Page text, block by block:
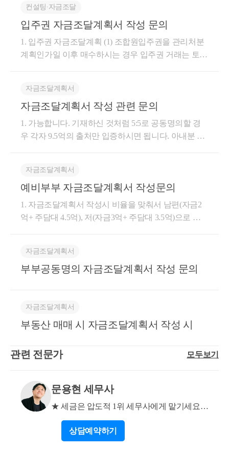
컨설팅∙자금조달
입주권 자금조달계획서 작성 문의
1. 입주권 자금조달계획 (1) 조합원입주권을 관리처분
계획인가일 이후 매수하시는 경우 입주권 거래는 토지
래에 대해 작성하는 금액은 (권리가액 + 프리미엄)입
니다. (2) 입주권으로 취득한 신축주택에 대해서는 주
택 자금조달계획서를 작성해야 합니다. 이 때 자금조
달계획서 작성 금액은 총 매수가액을 기준으로 작성하
미엄)을 6번의 부동산 처분대금 등 칸에 기재하여야 합
니다. 즉, (1) 입주권 취득시점에서 토지에 대한 취득자
금조달계획서 작성, (2)에서 전체 총 금액을 대상으로
주택에 대한 자금조달계획서를 작성하는 것입니다. 따
라서 소명이 필요한 금액은 모든 절차를 통틀어 부담
동일인으로 보아 합산해야 한다는 예규도 있어 의견이
으로 판단하시면 됩니다. 3. 기존 주택 매도에 따라 중
칸에 작성하시면 됩니다. 예금액에 기재하지 않습니
다. 감사합니다. * 아래는 저희 블로그 관련 포스팅입
https://blog.naver.com/tax_dawn/223700212472 자금조달
계획서 작성 예시 : https://blog.naver.com/tax_dawn/22366
_dawn/223578010605 자금조달계획서 Q&A 목차 정리 :
https://blog.naver.com/tax_dawn/223808314518 부동산원
실거래조사 소명 : https://blog.naver.com/tax_dawn/223544
자금조달계획서
자금조달계획서 작성 관련 문의
1. 가능합니다. 기재하신 것처럼 5:5로 공동명의할 경
우 각자 9.5억의 출처만 입증하시면 됩니다. 아내분 자
이체받아 증여세 신고만 잘 해주시면 됩니다. 자금조
달 '계획서'이므로 계획에 따라 작성하시면 되며 부담
가지실 필요는 없습니다. 나중에 실제로 소명만 할 수
있으시면 됩니다. 2. 증여세 신고는 하시면 됩니다. 증
사합니다. * 보다 궁금한 사항이 있으실 경우, 02 6403 9
250 또는 cta_moonyh@naver.com으로 연락을 주셔도 됩
니다.
자금조달계획서
예비부부 자금조달계획서 작성문의
1. 자금조달계획서 작성시 비율을 맞춰서 남편(자금2
억+ 주담대 4.5억), 저(자금3억+ 주담대 3.5억)으로 적
대출은 각각 절반씩 활용하시는 것이 맞습니다. 즉 아
래와 같이 구성하는 것이 좋습니다. (1) 남편 : 증여 2억
+ 주택담보대출 4억 = 6.5억 그 밖의 차입금은 혼인신
고 이전이기에 증여가 아닌 차입항목으로 구성하여, 5
대 5 비율을 맞춰야 하는 것이며, 해당 차입금에 대해
받는 것이 중요합니다. 추후 혼인신고 이후에 채무면
습니다. 대출은 단독명의로 실행하더라도, 상환을 함
께 한다면 공동 자금으로 인정받을 수 있습니다. 다만
이 부분에 대해서 부채 사후관리를 통해 실제로 공동
상환이 이루어졌는 지 추후 소명이 나올 수 있기에 공
동 상환을 진행해나가는 것이 중요합니다. 2. 아직 혼
자금조달계획서
부부공동명의 자금조달계획서 작성 문의
자금조달계획서
부동산 매매 시 자금조달계획서 작성 시
관련 전문가 모두보기
문용현 세무사
★ 세금은 압도적 1위 세무사에게 맡기세요!
상담예약하기